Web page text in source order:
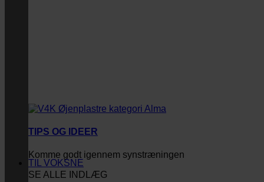
TIPS OG IDEER
Komme godt igennem synstræningen
SE ALLE INDLÆG
TIL VOKSNE